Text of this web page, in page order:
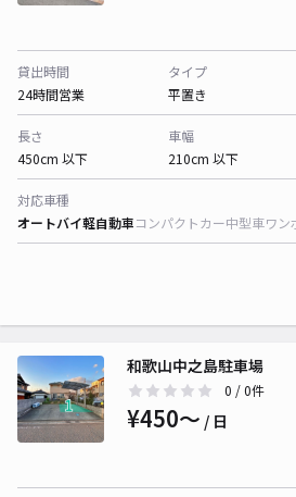
貸出時間
24時間営業
タイプ
平置き
長さ
450cm 以下
車幅
210cm 以下
対応車種
オートバイ軽自動車コンパクトカー中型車ワン
和歌山中之島駐車場
0 / 0件
¥450〜 / 日